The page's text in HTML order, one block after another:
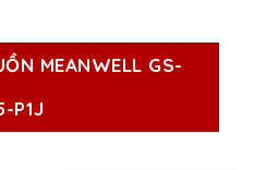
MEANWELL GS-
P1J